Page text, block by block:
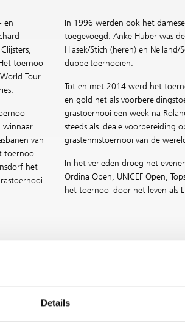
Details
en
toernooi
Tour
winnaar
van
toernooi
het
In 1996 werden ook het
toegevoegd. Anke Huber was
Hlasek/Stich (heren) en
dubbeltoernooien.
Tot en met 2014 werd het
en gold het als
grastoernooi een week na
steeds als ideale voorbereiding
grastennistoernooi van de
In het verleden droeg het
Ordina Open, UNICEF Open,
het toernooi door het leven als
1990 Hlasek/Stich
1991 Davids/Haarhuis